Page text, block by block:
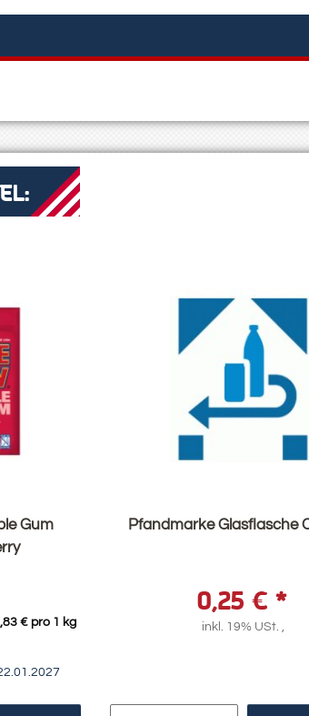
Gum
€ pro 1 kg
Pfandmarke Glasflasche
0,25 € *
inkl. 19% USt. ,